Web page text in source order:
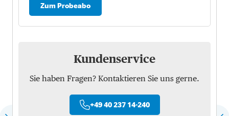
Zum Probeabo
Kundenservice
Sie haben Fragen? Kontaktieren Sie uns gerne.
+49 40 237 14-240